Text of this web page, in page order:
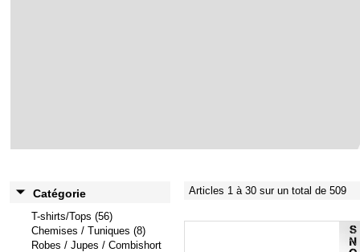
Catégorie
T-shirts/Tops (56)
Chemises / Tuniques (8)
Robes / Jupes / Combishort
Articles 1 à 30 sur un total de 509
VENTE